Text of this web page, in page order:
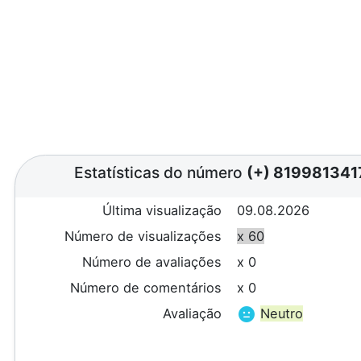
Estatísticas do número (+)
Última visualização
09.08.2026
Número de visualizações
x 60
Número de avaliações
x 0
Número de comentários
x 0
Avaliação
Neutro